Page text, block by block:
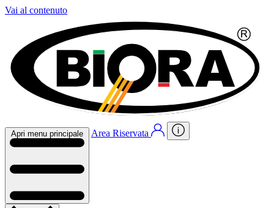
Vai al contenuto
Apri menu principale Area Riservata